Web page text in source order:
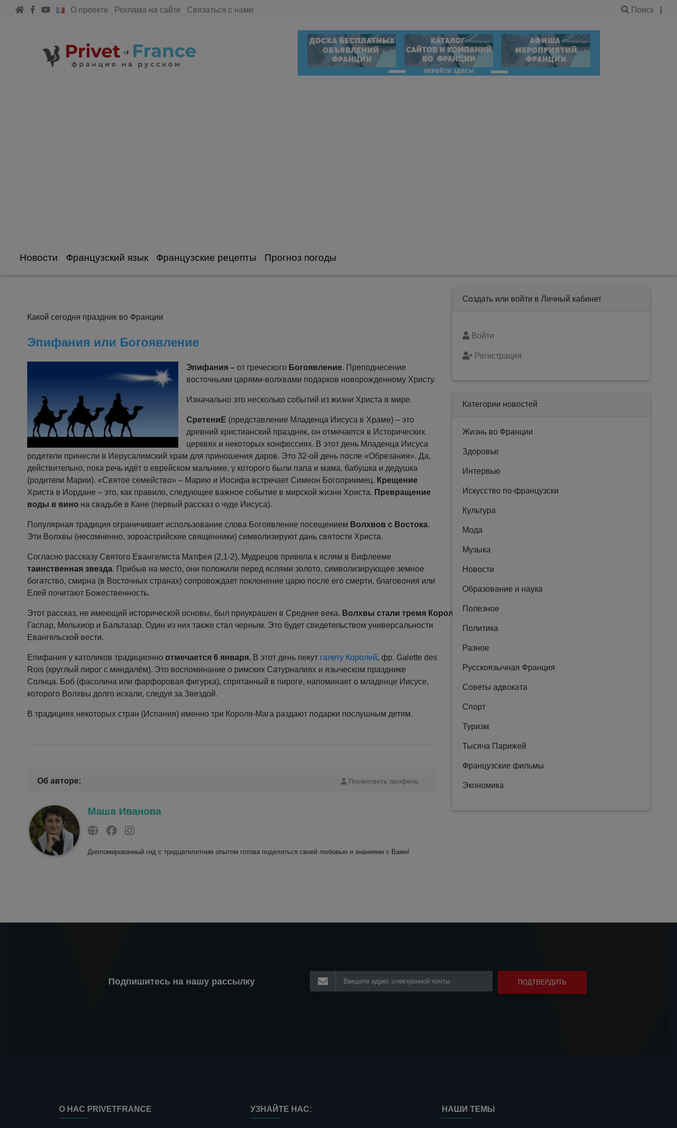
О проекте Реклама на сайте Связаться с нами Поиск
Новости Французский язык Французские рецепты Прогноз погоды
Какой сегодня праздник во Франции
Эпифания или Богоявление
Эпифания – от греческого Богоявление. Преподнесение
восточными царями-волхвами подарков новорожденному Христу.
Изначально это несколько событий из жизни Христа в мире.
СретениЕ (представление Младенца Иисуса в Храме) – это
древний христианский праздник, он отмечается в Исторических
церквях и некоторых конфессиях. В этот день Младенца Иисуса
родители принесли в Иерусалимский храм для приношения даров. Это 32-ой день после «Обрезания». Да,
действительно, пока речь идёт о еврейском мальчике, у которого были папа и мама, бабушка и дедушка
(родители Марии). «Святое семейство» – Марию и Иосифа встречает Симеон Богоприимец. Крещение
Христа в Иордане – это, как правило, следующее важное событие в мирской жизни Христа. Превращение
воды в вино на свадьбе в Кане (первый рассказ о чуде Иисуса).
Популярная традиция ограничивает использование слова Богоявление посещением Волхвов с Востока.
Эти Волхвы (несомненно, зороастрийские священники) символизируют дань святости Христа.
Согласно рассказу Святого Евангелиста Матфея (2,1-2), Мудрецов привела к яслям в Вифлееме
таинственная звезда. Прибыв на место, они положили перед яслями золото, символизирующее земное
богатство, смирна (в Восточных странах) сопровождает поклонение царю после его смерти, благовония или
Елей почитают Божественность.
Этот рассказ, не имеющий исторической основы, был приукрашен в Средние века. Волхвы стали тремя Королями:
Гаспар, Мельхиор и Бальтазар. Один из них также стал черным. Это будет свидетельством универсальности
Евангельской вести.
Епифания у католиков традиционно отмечается 6 января. В этот день пекут галету Королей, фр. Galette des
Rois (круглый пирог с миндалём). Это воспоминание о римских Сатурналиях и языческом празднике
Солнца. Боб (фасолина или фарфоровая фигурка), спрятанный в пироге, напоминает о младенце Иисусе,
которого Волхвы долго искали, следуя за Звездой.
В традициях некоторых стран (Испания) именно три Короля-Мага раздают подарки послушным детям.
Об авторе: Посмотреть профиль
Маша Иванова
Дипломированный гид с тридцатилетним опытом готова поделиться своей любовью и знаниями с Вами!
Создать или войти в Личный кабинет
Войти
Регистрация
Категории новостей
Жизнь во Франции
Здоровье
Интервью
Искусство по-французски
Культура
Мода
Музыка
Новости
Образование и наука
Полезное
Политика
Разное
Русскоязычная Франция
Советы адвоката
Спорт
Туризм
Тысяча Парижей
Французские фильмы
Экономика
Подпишитесь на нашу рассылку
О НАС PRIVETFRANCE УЗНАЙТЕ НАС: НАШИ ТЕМЫ